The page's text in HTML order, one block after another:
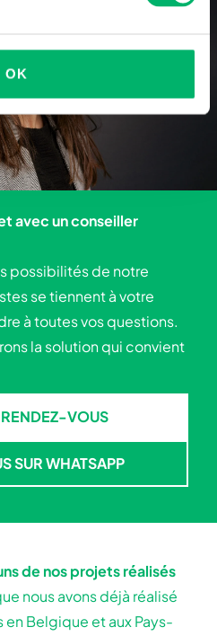
OK
avec un conseiller
possibilités de notre
se tiennent à votre
à toutes vos questions.
la solution qui convient
JE PRENDS RENDEZ-VOUS
RENDEZ-VOUS
PARLEZ-NOUS SUR
SUR WHATSAPP
de nos projets réalisés
nous avons déjà réalisé
Belgique et aux Pays-